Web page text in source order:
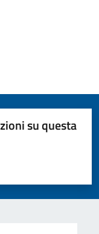
su questa